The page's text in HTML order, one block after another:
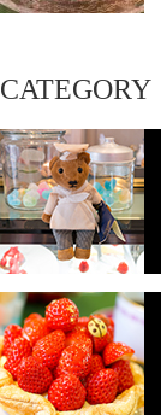
CATEGORY